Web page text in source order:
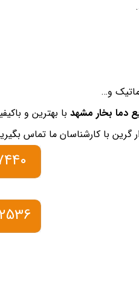
و…
دما بخار مشهد با بهترین و